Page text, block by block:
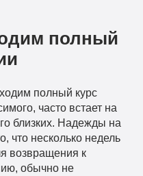
полный
полный курс
часто встает на
близких. Надежды на
что несколько недель
возвращения к
обычно не